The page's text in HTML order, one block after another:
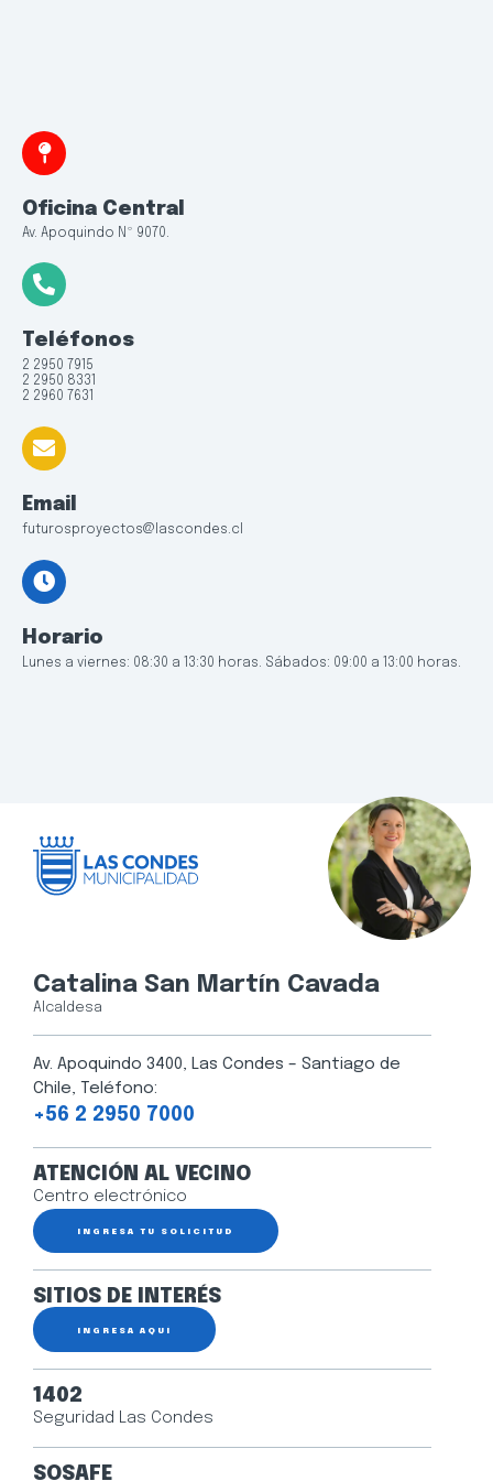
Oficina Central
Av. Apoquindo Nº 9070.
Teléfonos
2 2950 7915
2 2950 8331
2 2960 7631
Email
futurosproyectos@lascondes.cl
Horario
Lunes a viernes: 08:30 a 13:30 horas. Sábados: 09:00 a 13:00 horas.
Catalina San Martín Cavada
Alcaldesa
Av. Apoquindo 3400, Las Condes – Santiago de
Chile, Teléfono:
+56 2 2950 7000
ATENCIÓN AL VECINO
Centro electrónico
INGRESA TU SOLICITUD
SITIOS DE INTERÉS
INGRESA AQUÍ
1402
Seguridad Las Condes
SOSAFE